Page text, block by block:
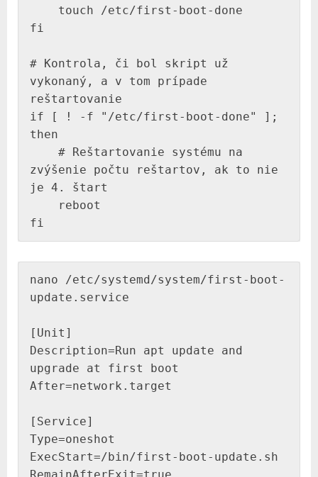
fi
# Kontrola, či bol skript už
vykonaný, a v tom prípade
reštartovanie
if [ ! -f "/etc/first-boot-done" ];
then
zvýšenie počtu reštartov, ak to nie
je 4. štart
fi
nano /etc/systemd/system/first-boot-
update.service
[Unit]
Description=Run apt update and
upgrade at first boot
After=network.target
[Service]
Type=oneshot
ExecStart=/bin/first-boot-update.sh